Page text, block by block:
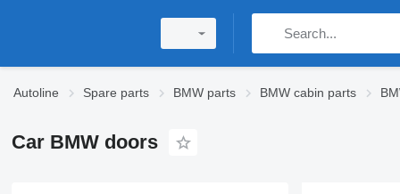
Autoline Spare parts BMW parts BMW cabin parts
Car BMW doors